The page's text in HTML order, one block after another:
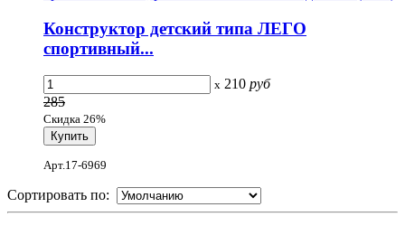
Конструктор детский типа ЛЕГО
спортивный...
x 210 руб
285
Скидка 26%
Арт.17-6969
Сортировать по: